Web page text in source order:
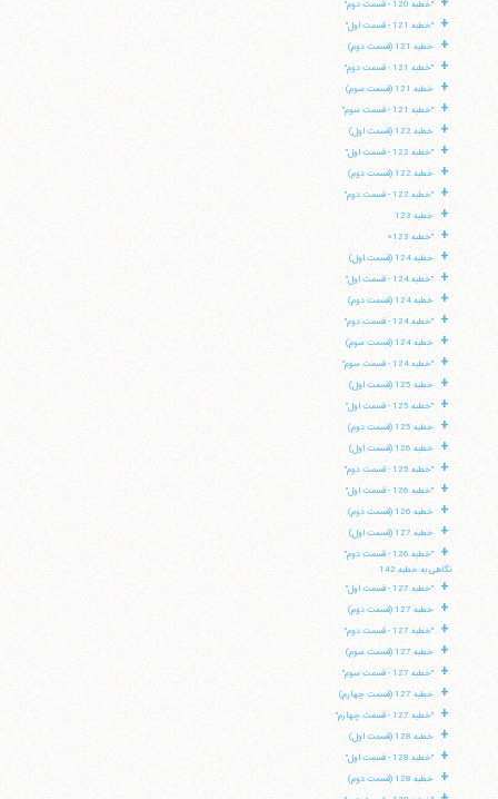
"خطبه 120 - قسمت دوم"
+ "خطبه 121 - قسمت اول"
+ خطبه 121 (قسمت دوم)
+ "خطبه 121 - قسمت دوم"
+ خطبه 121 (قسمت سوم)
+ "خطبه 121 - قسمت سوم"
+ خطبه 122 (قسمت اول)
+ "خطبه 122 - قسمت اول"
+ خطبه 122 (قسمت دوم)
+ "خطبه 122 - قسمت دوم"
+ خطبه 123
+ "خطبه 123»
+ خطبه 124 (قسمت اول)
+ "خطبه 124 - قسمت اول"
+ خطبه 124 (قسمت دوم)
+ "خطبه 124 - قسمت دوم"
+ خطبه 124 (قسمت سوم)
+ "خطبه 124 - قسمت سوم"
+ خطبه 125 (قسمت اول)
+ "خطبه 125 - قسمت اول"
+ خطبه 125 (قسمت دوم)
+ خطبه 126 (قسمت اول)
+ "خطبه 125 - قسمت دوم"
+ "خطبه 126 - قسمت اول"
+ خطبه 126 (قسمت دوم)
+ خطبه 127 (قسمت اول)
+
"خطبه 126 - قسمت دوم"
نگاهی به خطبه 142
+ "خطبه 127 - قسمت اول"
+ خطبه 127 (قسمت دوم)
+ "خطبه 127 - قسمت دوم"
+ خطبه 127 (قسمت سوم)
+ "خطبه 127 - قسمت سوم"
+ خطبه 127 (قسمت چهارم)
+ "خطبه 127 - قسمت چهارم"
+ خطبه 128 (قسمت اول)
+ "خطبه 128 - قسمت اول"
+ خطبه 128 (قسمت دوم)